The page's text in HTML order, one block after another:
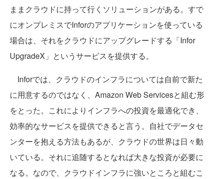
ままクラウドに持って行くソリューションがある。すで
にオンプレミスでInforのアプリケーションを使っている
場合は、それをクラウドにアップグレードする「Infor
UpgradeX」というサービスを提供する。
Inforでは、クラウドのインフラについては自前で新た
に用意するのではなく、Amazon Web Servicesと組む形
をとった。これによりインフラへの投資を最適化でき、
効率的なサービスを提供できると言う。自社でデータセ
ンターを抱える方法もあるが、クラウドの世界は日々動
いている。それに追随するとなれば大きな投資が必要に
なる。なので、クラウドインフラに強いところと組むこ